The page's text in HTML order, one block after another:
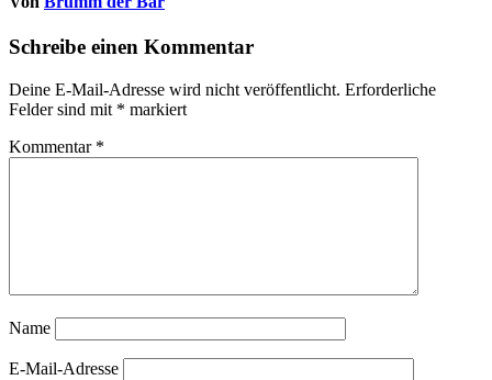
Schreibe einen Kommentar
Deine E-Mail-Adresse wird nicht veröffentlicht. Erforderliche
Felder sind mit * markiert
Kommentar *
Name
E-Mail-Adresse